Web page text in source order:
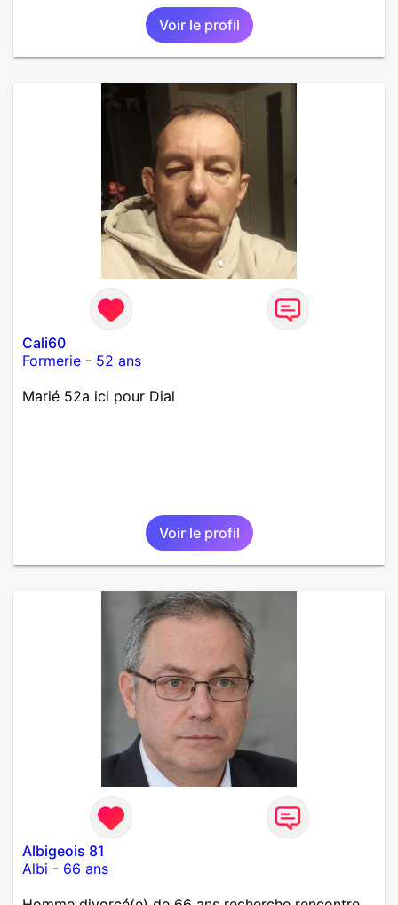
Voir le profil
Cali60
Formerie - 52 ans
Marié 52a ici pour Dial
Voir le profil
Albigeois 81
Albi - 66 ans